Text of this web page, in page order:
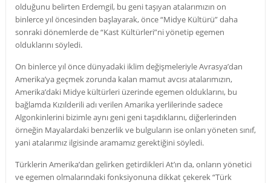
olduğunu belirten Erdemgil, bu geni taşıyan atalarımızın on
binlerce yıl öncesinden başlayarak, önce “Midye Kültürü” daha
sonraki dönemlerde de “Kast Kültürleri”ni yönetip egemen
olduklarını söyledi.
On binlerce yıl önce dünyadaki iklim değişmeleriyle Avrasya’dan
Amerika’ya geçmek zorunda kalan mamut avcısı atalarımızın,
Amerika’daki Midye kültürleri üzerinde egemen olduklarını, bu
bağlamda Kızılderili adı verilen Amarika yerlilerinde sadece
Algonkinlerini bizimle aynı geni geni taşıdıklarını, diğerlerinden
örneğin Mayalardaki benzerlik ve bulguların ise onları yöneten sınıf,
yani atalarımız ilgisinde aramamız gerektiğini söyledi.
Türklerin Amerika’dan gelirken getirdikleri At’ın da, onların yönetici
ve egemen olmalarındaki fonksiyonuna dikkat çekerek “Türk